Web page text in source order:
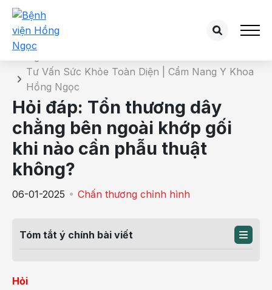
Chi tiết bài tư vấn
Tư Vấn Sức Khỏe Toàn Diện | Cẩm Nang Y Khoa
Hồng Ngọc
Hỏi đáp: Tổn thương dây
chằng bên ngoài khớp gối
khi nào cần phẫu thuật
không?
06-01-2025 Chấn thương chỉnh hình
Tóm tắt ý chính bài viết
Hỏi